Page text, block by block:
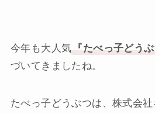
今年も大人気 『たべっ子どうぶ
づいてきましたね。
たべっ子どうぶつは、株式会